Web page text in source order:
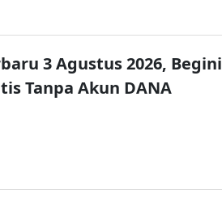
3 Agustus 2026, Begini
Tanpa Akun DANA